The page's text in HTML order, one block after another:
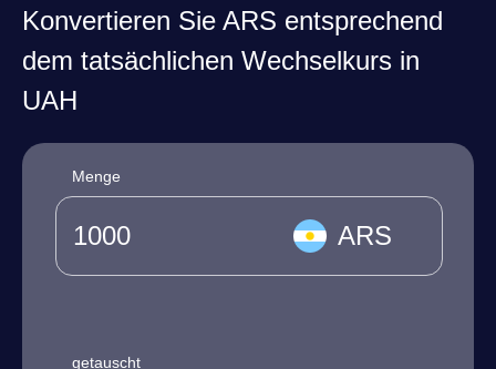
Konvertieren Sie ARS entsprechend
dem tatsächlichen Wechselkurs in
UAH
Menge
ARS
getauscht